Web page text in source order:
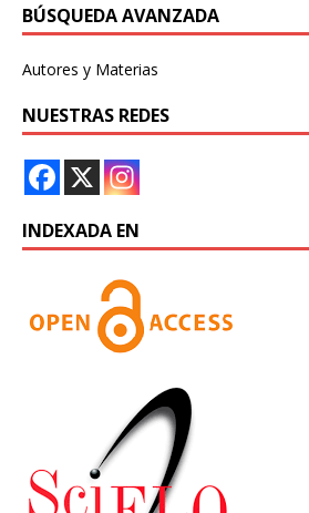
BÚSQUEDA AVANZADA
Autores y Materias
NUESTRAS REDES
INDEXADA EN